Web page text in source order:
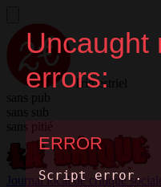
Trimestriel
sans pub
sans sub
sans pitié
Journal local de critique sociale